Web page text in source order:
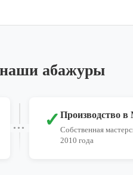
абажуры
✓ Производство в
Собственная
2010 года